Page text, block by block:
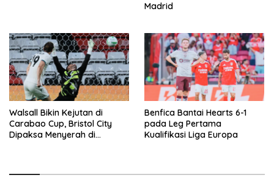
Madrid
Walsall Bikin Kejutan di
Carabao Cup, Bristol City
Dipaksa Menyerah di
Benfica Bantai Hearts 6-1
pada Leg Pertama
Kualifikasi Liga Europa